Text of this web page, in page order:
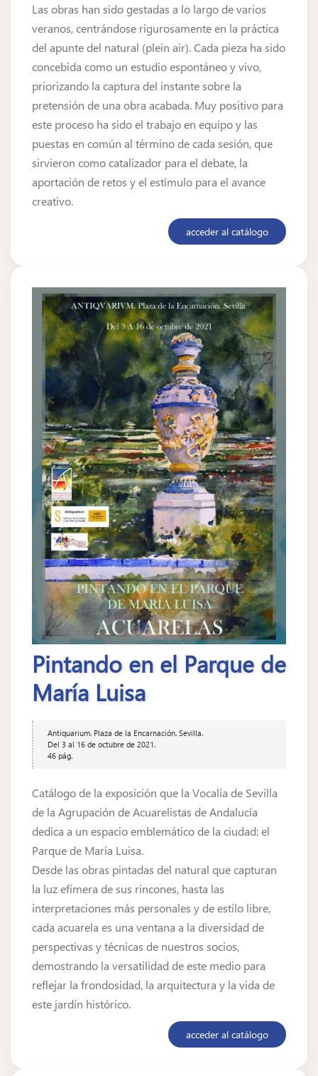
Las obras han sido gestadas a lo largo de varios
veranos, centrándose rigurosamente en la práctica
del apunte del natural (plein air). Cada pieza ha sido
concebida como un estudio espontáneo y vivo,
priorizando la captura del instante sobre la
pretensión de una obra acabada. Muy positivo para
este proceso ha sido el trabajo en equipo y las
puestas en común al término de cada sesión, que
sirvieron como catalizador para el debate, la
aportación de retos y el estímulo para el avance
creativo.
acceder al catálogo
Pintando en el Parque de
María Luisa
Antiquarium. Plaza de la Encarnación. Sevilla.
Del 3 al 16 de octubre de 2021.
46 pág.
Catálogo de la exposición que la Vocalía de Sevilla
de la Agrupación de Acuarelistas de Andalucía
dedica a un espacio emblemático de la ciudad: el
Parque de María Luisa.
Desde las obras pintadas del natural que capturan
la luz efímera de sus rincones, hasta las
interpretaciones más personales y de estilo libre,
cada acuarela es una ventana a la diversidad de
perspectivas y técnicas de nuestros socios,
demostrando la versatilidad de este medio para
reflejar la frondosidad, la arquitectura y la vida de
este jardín histórico.
acceder al catálogo